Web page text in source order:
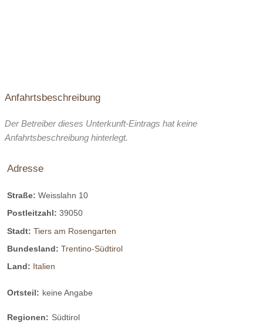
Anfahrtsbeschreibung
Der Betreiber dieses Unterkunft-Eintrags hat keine
Anfahrtsbeschreibung hinterlegt.
Adresse
Straße: Weisslahn 10
Postleitzahl: 39050
Stadt: Tiers am Rosengarten
Bundesland: Trentino-Südtirol
Land: Italien
Ortsteil: keine Angabe
Regionen: Südtirol